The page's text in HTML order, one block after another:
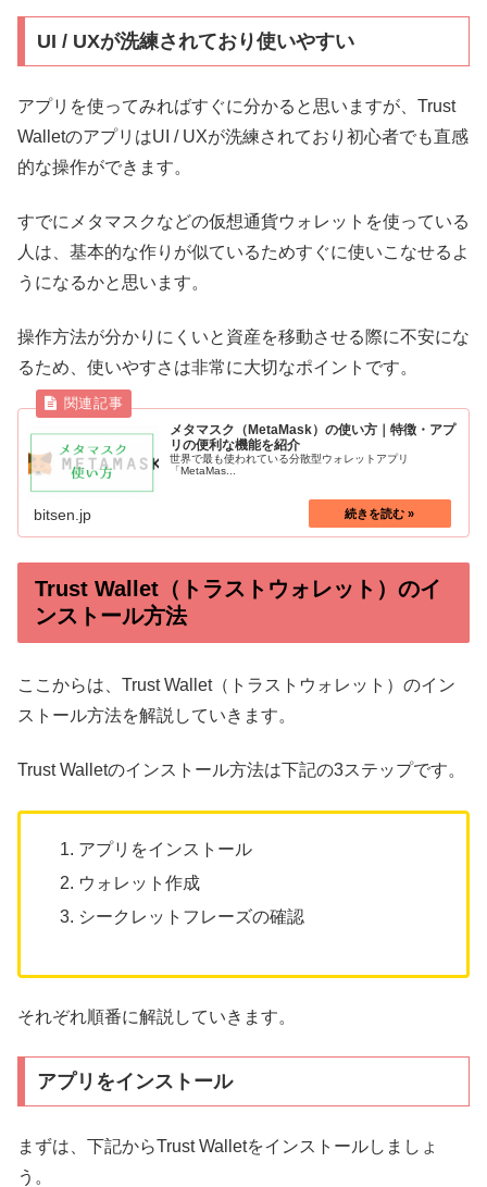
UI / UXが洗練されており使いやすい
アプリを使ってみればすぐに分かると思いますが、Trust
WalletのアプリはUI / UXが洗練されており初心者でも直感
的な操作ができます。
すでにメタマスクなどの仮想通貨ウォレットを使っている
人は、基本的な作りが似ているためすぐに使いこなせるよ
うになるかと思います。
操作方法が分かりにくいと資産を移動させる際に不安にな
るため、使いやすさは非常に大切なポイントです。
メタマスク（MetaMask）の使い方｜特徴・アプ
リの便利な機能を紹介
世界で最も使われている分散型ウォレットアプリ
「MetaMas...
bitsen.jp
Trust Wallet（トラストウォレット）のイ
ンストール方法
ここからは、Trust Wallet（トラストウォレット）のイン
ストール方法を解説していきます。
Trust Walletのインストール方法は下記の3ステップです。
アプリをインストール
ウォレット作成
シークレットフレーズの確認
それぞれ順番に解説していきます。
アプリをインストール
まずは、下記からTrust Walletをインストールしましょ
う。